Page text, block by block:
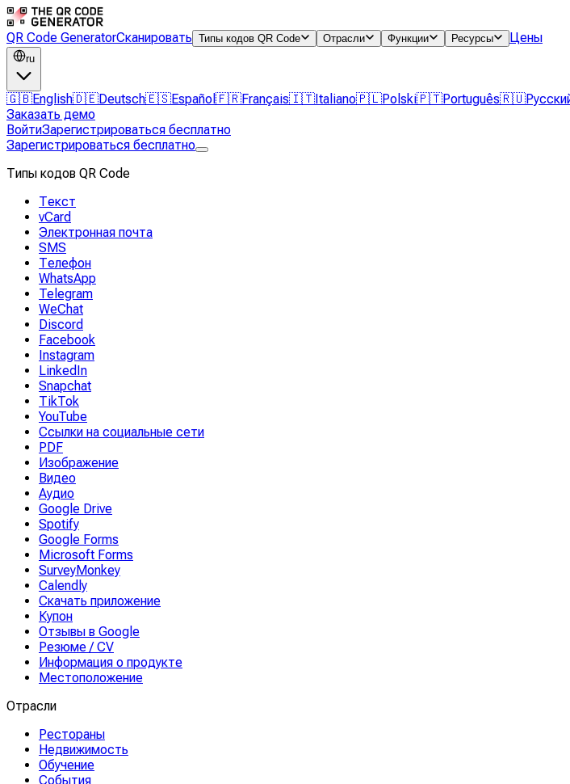
QR Code GeneratorСканировать Типы кодов QR Code Отрасли Функции Ресурсы Цены
ru
🇬🇧English🇩🇪Deutsch🇪🇸Español 🇫🇷Français🇮🇹Italiano🇵🇱Polski🇵🇹Português🇷🇺
Заказать демо
ВойтиЗарегистрироваться бесплатно
Зарегистрироваться бесплатно
Типы кодов QR Code
Текст
vCard
Электронная почта
SMS
Телефон
WhatsApp
Telegram
WeChat
Discord
Facebook
Instagram
LinkedIn
Snapchat
TikTok
YouTube
Ссылки на социальные сети
PDF
Изображение
Видео
Аудио
Google Drive
Spotify
Google Forms
Microsoft Forms
SurveyMonkey
Calendly
Скачать приложение
Купон
Отзывы в Google
Резюме / CV
Информация о продукте
Местоположение
Отрасли
Рестораны
Недвижимость
Обучение
События